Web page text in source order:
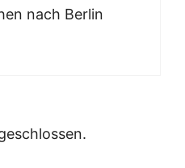
nach Berlin